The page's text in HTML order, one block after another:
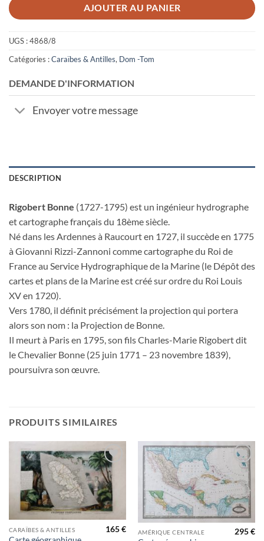
AJOUTER AU PANIER
UGS :4868/8
Catégories :Caraïbes & Antilles, Dom -Tom
DEMANDE D'INFORMATION
Envoyer votre message
DESCRIPTION
Rigobert Bonne (1727-1795) est un ingénieur hydrographe
et cartographe français du 18ème siècle.
Né dans les Ardennes à Raucourt en 1727, il succède en 1775
à Giovanni Rizzi-Zannoni comme cartographe du Roi de
France au Service Hydrographique de la Marine (le Dépôt des
cartes et plans de la Marine est créé sur ordre du Roi Louis
XV en 1720).
Vers 1780, il définit précisément la projection qui portera
alors son nom : la Projection de Bonne.
Il meurt à Paris en 1795, son fils Charles-Marie Rigobert dit
le Chevalier Bonne (25 juin 1771 – 23 novembre 1839),
poursuivra son œuvre.
PRODUITS SIMILAIRES
Ajouter
à la
wishlist
CARAÏBES & ANTILLES 165€
Ajouter
à la
wishlist
AMÉRIQUE CENTRALE 295€